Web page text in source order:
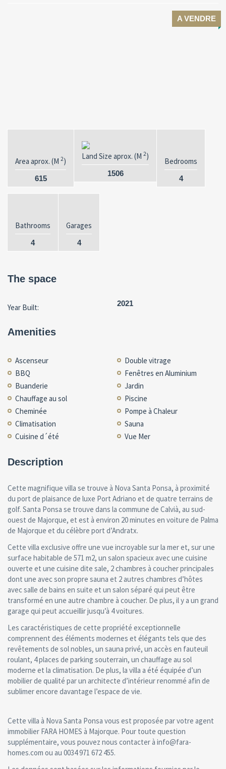
A VENDRE
Area aprox. (M 2)
615
Land Size aprox. (M 2)
1506
Bedrooms
4
Bathrooms
4
Garages
4
The space
Year Built: 2021
Amenities
Ascenseur
BBQ
Buanderie
Chauffage au sol
Cheminée
Climatisation
Cuisine d´été
Double vitrage
Fenêtres en Aluminium
Jardin
Piscine
Pompe à Chaleur
Sauna
Vue Mer
Description
Cette magnifique villa se trouve à Nova Santa Ponsa, à proximité
du port de plaisance de luxe Port Adriano et de quatre terrains de
golf. Santa Ponsa se trouve dans la commune de Calvià, au sud-
ouest de Majorque, et est à environ 20 minutes en voiture de Palma
de Majorque et du célèbre port d’Andratx.
Cette villa exclusive offre une vue incroyable sur la mer et, sur une
surface habitable de 571 m2, un salon spacieux avec une cuisine
ouverte et une cuisine dite sale, 2 chambres à coucher principales
dont une avec son propre sauna et 2 autres chambres d’hôtes
avec salle de bains en suite et un salon séparé qui peut être
transformé en une autre chambre à coucher. De plus, il y a un grand
garage qui peut accueillir jusqu’à 4 voitures.
Les caractéristiques de cette propriété exceptionnelle
comprennent des éléments modernes et élégants tels que des
revêtements de sol nobles, un sauna privé, un accès en fauteuil
roulant, 4 places de parking souterrain, un chauffage au sol
moderne et la climatisation. De plus, la villa a été équipée d’un
mobilier de qualité par un architecte d’intérieur renommé afin de
sublimer encore davantage l’espace de vie.
Cette villa à Nova Santa Ponsa vous est proposée par votre agent
immobilier FARA HOMES à Majorque. Pour toute question
supplémentaire, vous pouvez nous contacter à info@fara-
homes.com ou au 0034 971 672 455.